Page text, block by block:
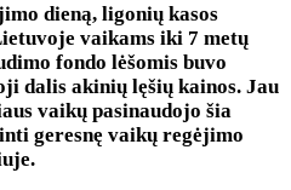
dieną, ligonių kasos
vaikams iki 7 metų
fondo lėšomis buvo
dalis akinių lęšių kainos. Jau
vaikų pasinaudojo šia
geresnę vaikų regėjimo